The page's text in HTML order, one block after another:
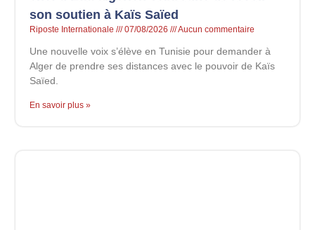
son soutien à Kaïs Saïed
Riposte Internationale 07/08/2026 Aucun commentaire
Une nouvelle voix s’élève en Tunisie pour demander à
Alger de prendre ses distances avec le pouvoir de Kaïs
Saïed.
En savoir plus »